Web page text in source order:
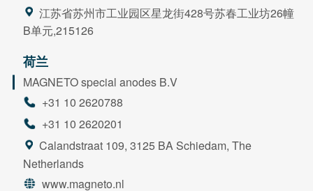
江苏省苏州市工业园区星龙街428号苏春工业坊26幢
B单元,215126
荷兰
MAGNETO special anodes B.V
+31 10 2620788
+31 10 2620201
Calandstraat 109, 3125 BA Schiedam, The
Netherlands
www.magneto.nl